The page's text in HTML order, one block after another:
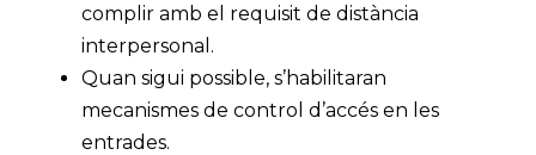
complir amb el requisit de distància
interpersonal.
Quan sigui possible, s’habilitaran
mecanismes de control d’accés en les
entrades.